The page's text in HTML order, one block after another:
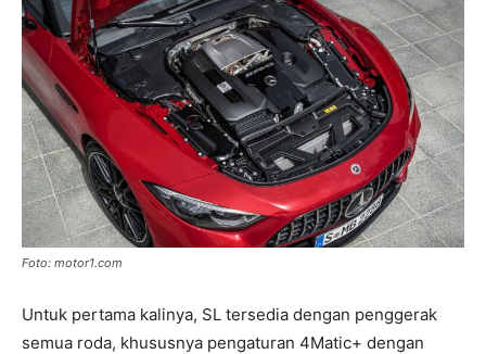
Foto: motor1.com
Untuk pertama kalinya, SL tersedia dengan penggerak
semua roda, khususnya pengaturan 4Matic+ dengan